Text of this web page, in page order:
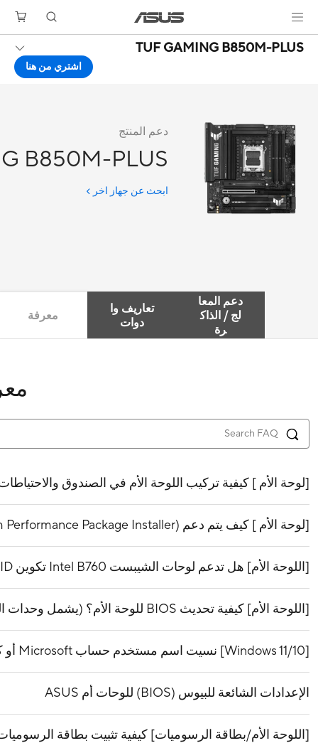
TUF GAMING B850M-PLUS
اشتري من هنا
دعم المنتج
B850M-PLUS
ابحث عن جهاز اخر
دعم المعا
لج / الذاك
رة
تعاريف وا
دوات
معرفة
[لوحة الأم ] كيفية تركيب اللوحة الأم في الصندوق
[لوحة الأم ] كيف يتم دعم IPPP (Intel® Platform Performance Package Installer)؟
[اللوحة الأم] هل تدعم لوحات الشيبست Intel B760 تكوين RAID لأقراص PCIe M.2؟
[اللوحة الأم] كيفية تحديث BIOS للوحة الأم؟ (يشمل وحدات المعالجة المركزية من أجيال مختلفة)
[Windows 11/10] نسيت اسم مستخدم حساب Microsoft أو كلمة المرور أو رمز PIN لتسجيل الدخول
الإعدادات الشائعة للبيوس (BIOS) للوحات أم ASUS
[اللوحة الأم/بطاقة الرسوميات] كيفية تثبيت بطاقة